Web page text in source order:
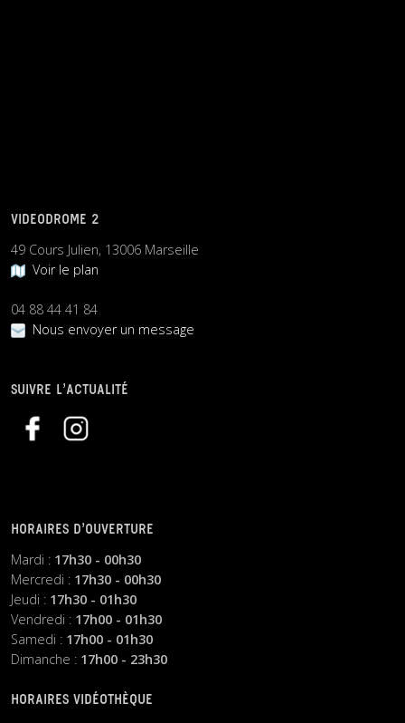
VIDEODROME 2
49 Cours Julien, 13006 Marseille
Voir le plan
04 88 44 41 84
Nous envoyer un message
SUIVRE L’ACTUALITÉ
HORAIRES D’OUVERTURE
Mardi : 17h30 - 00h30
Mercredi : 17h30 - 00h30
Jeudi : 17h30 - 01h30
Vendredi : 17h00 - 01h30
Samedi : 17h00 - 01h30
Dimanche : 17h00 - 23h30
HORAIRES VIDÉOTHÈQUE